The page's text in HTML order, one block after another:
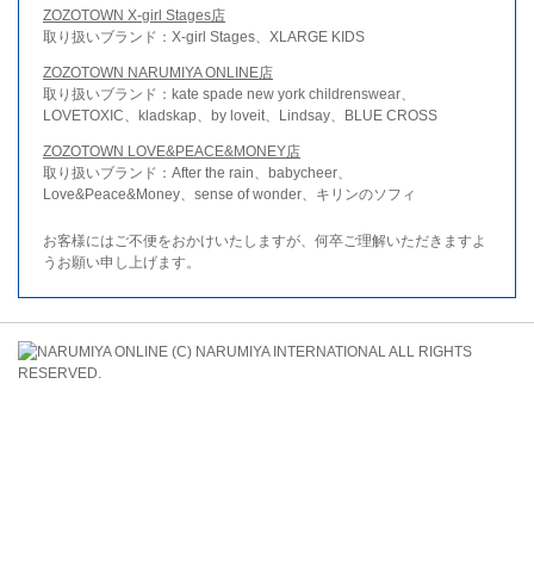
ZOZOTOWN X-girl Stages店
取り扱いブランド：X-girl Stages、XLARGE KIDS
ZOZOTOWN NARUMIYA ONLINE店
取り扱いブランド：kate spade new york childrenswear、
LOVETOXIC、kladskap、by loveit、Lindsay、BLUE CROSS
ZOZOTOWN LOVE&PEACE&MONEY店
取り扱いブランド：After the rain、babycheer、
Love&Peace&Money、sense of wonder、キリンのソフィ
お客様にはご不便をおかけいたしますが、何卒ご理解いただきますよ
うお願い申し上げます。